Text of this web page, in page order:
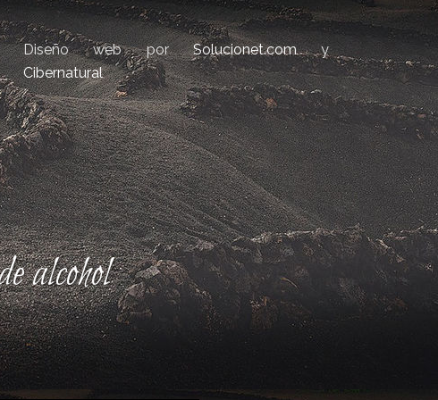
Diseño web porSolucionet.comy
Cibernatural
alcohol